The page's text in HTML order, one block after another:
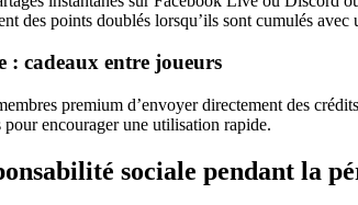
des points doublés lorsqu’ils sont cumulés
: cadeaux entre joueurs
premium d’envoyer directement des
encourager une utilisation rapide.
sociale pendant la